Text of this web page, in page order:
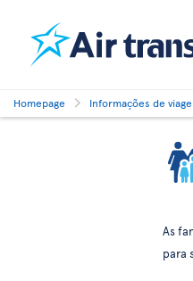
Homepage Informações de
As
para